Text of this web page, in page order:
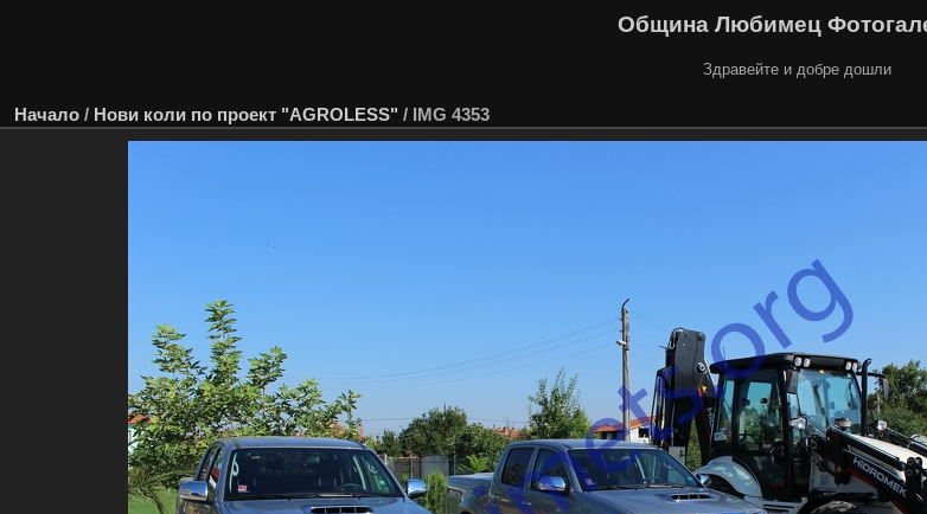
Община Любимец
Здравейте и добре дошли
Начало / Нови коли по проект "AGROLESS" / IMG 4353